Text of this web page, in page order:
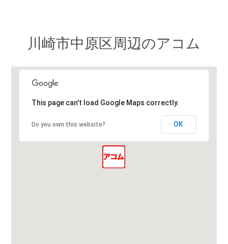
川崎市中原区周辺のアコム
This page can't load Google Maps correctly.
Do you own this website? OK